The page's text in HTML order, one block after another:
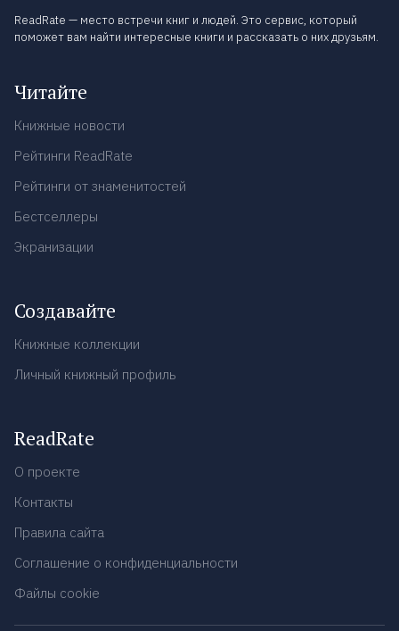
ReadRate — место встречи книг и людей. Это сервис, который
поможет вам найти интересные книги и рассказать о них друзьям.
Читайте
Книжные новости
Рейтинги ReadRate
Рейтинги от знаменитостей
Бестселлеры
Экранизации
Создавайте
Книжные коллекции
Личный книжный профиль
ReadRate
О проекте
Контакты
Правила сайта
Соглашение о конфиденциальности
Файлы cookie